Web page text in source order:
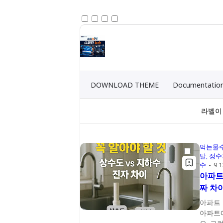
DOWNLOAD THEME
라벨
먹는물
탈 정
수
9
아파
짜 차
아파트
아파트